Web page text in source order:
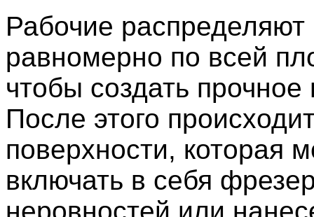
Рабочие
равномерно по всей
чтобы создать прочное
После этого
поверхности, которая
включать в себя
неровностей или